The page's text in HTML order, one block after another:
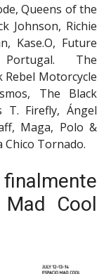
Queens of the
Johnson, Richie
Kase.O, Future
The
Rebel Motorcycle
The Black
T. Firefly, Ángel
Maga, Polo &
Chico Tornado.
Cool